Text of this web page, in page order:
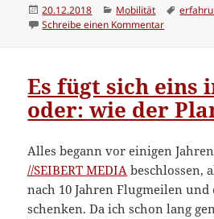
km”
Veröffentlicht
am
20.12.2018 Kategorien
Mobilität
Schreibe einen Kommentarzu Die
Es fügt sich eins
oder: wie der
Alles begann vor einigen
//SEIBERT MEDIA beschlossen,
nach 10 Jahren Flugmeilen
schenken. Da ich schon lang